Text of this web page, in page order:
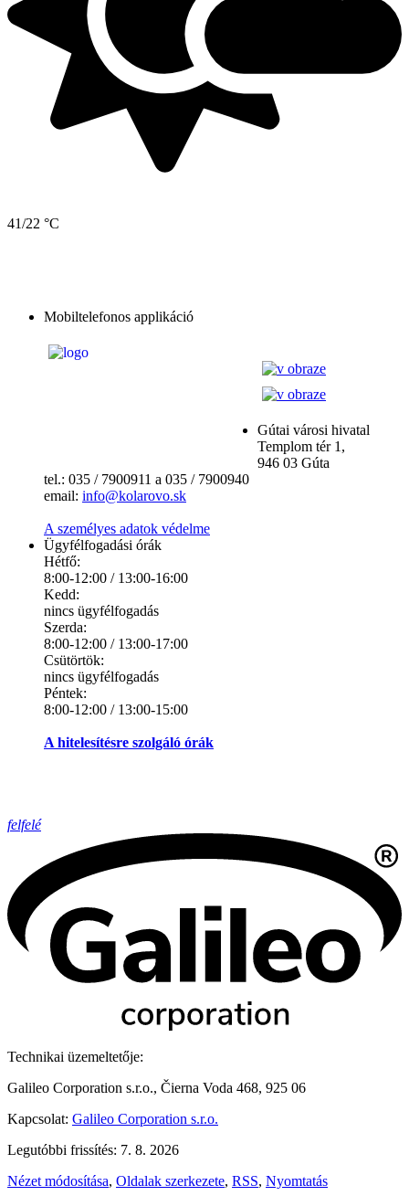
41/22 °C
Mobiltelefonos applikáció
Gútai városi hivatal
Templom tér 1,
946 03 Gúta
tel.: 035 / 7900911 a 035 / 7900940
email: info@kolarovo.sk
A személyes adatok védelme
Ügyfélfogadási órák
Hétfő:
8:00-12:00 / 13:00-16:00
Kedd:
nincs ügyfélfogadás
Szerda:
8:00-12:00 / 13:00-17:00
Csütörtök:
nincs ügyfélfogadás
Péntek:
8:00-12:00 / 13:00-15:00
A hitelesítésre szolgáló órák
felfelé
Technikai üzemeltetője:
Galileo Corporation s.r.o., Čierna Voda 468, 925 06
Kapcsolat: Galileo Corporation s.r.o.
Legutóbbi frissítés: 7. 8. 2026
Nézet módosítása, Oldalak szerkezete, RSS, Nyomtatás